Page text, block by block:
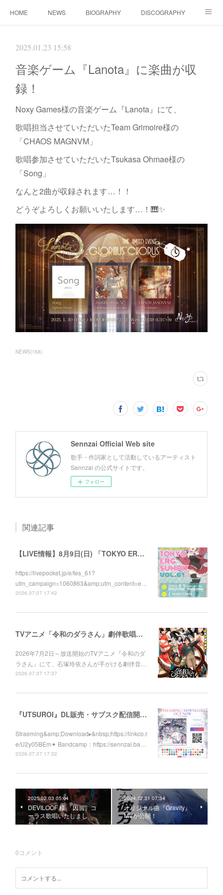
HOME NEWS BIOGRAPHY DISCOGRAPHY
2025.01.23 15:58
音楽ゲーム『Lanota』に楽曲が収
録！
Noxy Games様の音楽ゲーム『Lanota』にて、
歌唱担当させていただいたTeam Grimoire様の
「CHAOS MAGNVM」
歌唱参加させていただいたTsukasa Ohmae様の
「Song」
なんと2曲が収録されます…！！
どうぞよろしくお願いいたします…！🎹✨
NEWS(168)
Sennzai Official Web site
歌手・作詞家として活動しているアーティスト
Sennzai の公式サイトです。
フォロー
関連記事
【LIVE情報】8月9日(日) 「TOKYO ERG SUMMIT VOL.61」に出演します！
https://livepocket.jp/e/tes_61?
utm_campaign=1060863&amp;utm_content=e…
2026.07.07 17:42
TVアニメ「令和のダラさん」劇伴歌唱しました！
2026年7月2日～放送開始のTVアニメ『令和のダ
ラさん』にて、石塚玲依さんが手がける劇伴音…
2026.07.07 17:37
『UTSUROI』DL販売・サブスク配信開始！
Straeming&amp;Download▸&nbsp;https://linkco.r
e/U2y05BEm✦ Bandcamp：https://sennzai.ba…
2026.07.07 17:32
2025.02.03 05:04
DEVILOOF 様 「因習」コ
ーラス歌唱いたしまし
た！
2024.12.31 07:34
オリジナル曲『Gravity』
MVが公開！
0コメント